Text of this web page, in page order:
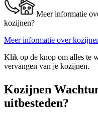
Meer informatie
kozijnen?
Meer informatie over
Klik op de knop om alles te
vervangen van je kozijnen.
Kozijnen
uitbesteden?